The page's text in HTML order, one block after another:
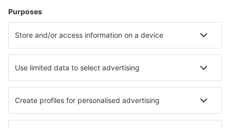
Hoteluri în Italia - Orașe populare
Hoteluri în Milano Hoteluri în Palermo
Hoteluri în Napoli Hoteluri în Florenţa
Hoteluri în Bibione Hoteluri în Alassio Hoteluri în Pula